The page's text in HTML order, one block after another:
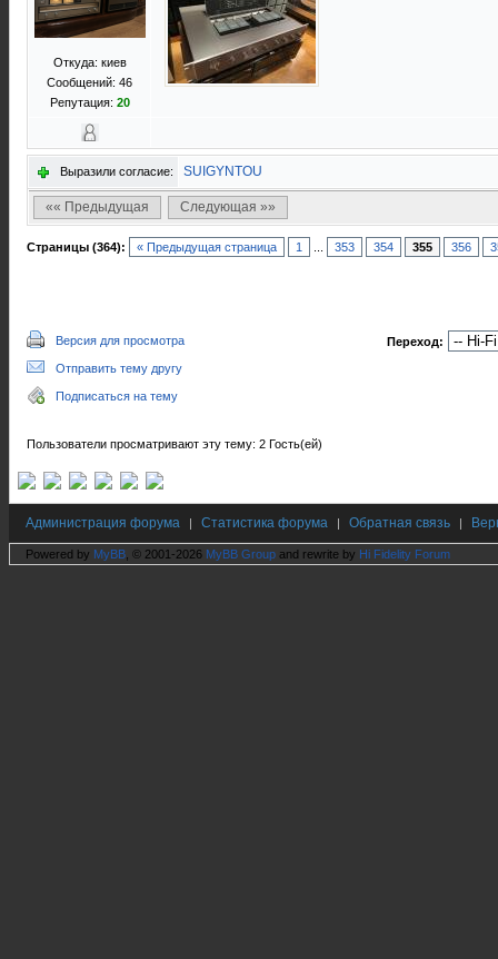
Откуда: киев
Сообщений: 46
Репутация: 20
Выразили согласие: SUIGYNTOU
«« Предыдущая Следующая »»
Страницы (364): « Предыдущая страница 1 353 354 355 356
Версия для просмотра
Отправить тему другу
Подписаться на тему
Переход:
Пользователи просматривают эту тему: 2 Гость(ей)
Администрация форума | Статистика форума | Обратная связь |
Powered by MyBB , © 2001-2026 MyBB Group and rewrite by Hi Fidelity Forum